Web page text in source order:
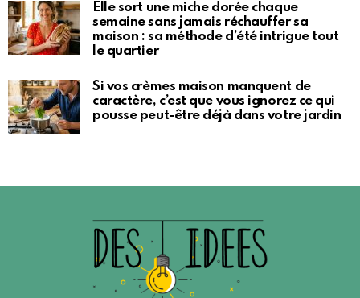
Elle sort une miche dorée chaque
semaine sans jamais réchauffer sa
maison : sa méthode d’été intrigue tout
le quartier
Si vos crèmes maison manquent de
caractère, c’est que vous ignorez ce qui
pousse peut-être déjà dans votre jardin